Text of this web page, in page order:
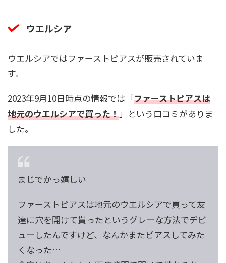
ウエルシア
ウエルシアではファーストピアスが販売されていま
す。
2023年9月10日時点の情報では「ファーストピアスは
地元のウエルシアで買った！」という口コミがありま
した。
まじでかっ嬉しい
ファーストピアスは地元のウエルシアで買って友
達に穴を開けて貰ったというグレーな方法でデビ
ューしたんですけど、なんかまたピアスしてみた
くなった…